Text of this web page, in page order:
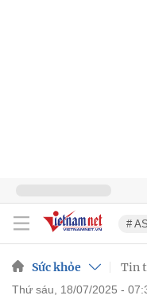
#
Sức khỏe Tin
thứ sáu, 18/07/2025 -